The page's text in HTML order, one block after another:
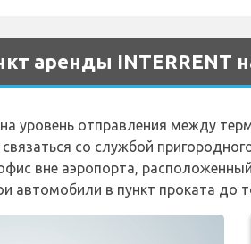
аренды INTERRENT
уровень отправления между
со службой
вне аэропорта,
автомобили в пункт проката до